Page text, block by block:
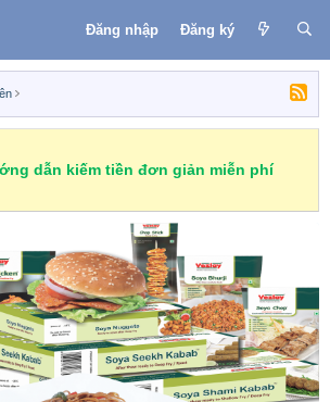
Đăng nhập Đăng ký
dẫn kiếm tiền đơn giản miễn phí